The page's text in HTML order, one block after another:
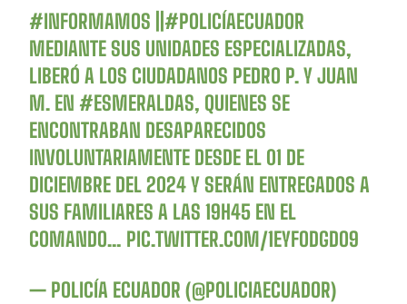
#INFORMAMOS ||#POLICÍAECUADOR
MEDIANTE SUS UNIDADES ESPECIALIZADAS,
LIBERÓ A LOS CIUDADANOS PEDRO P. Y JUAN
M. EN#ESMERALDAS, QUIENES SE
ENCONTRABAN DESAPARECIDOS
INVOLUNTARIAMENTE DESDE EL 01 DE
DICIEMBRE DEL 2024 Y SERÁN ENTREGADOS A
SUS FAMILIARES A LAS 19H45 EN EL
COMANDO… PIC.TWITTER.COM/1EYFODGDO9
— POLICÍA ECUADOR (@POLICIAECUADOR)